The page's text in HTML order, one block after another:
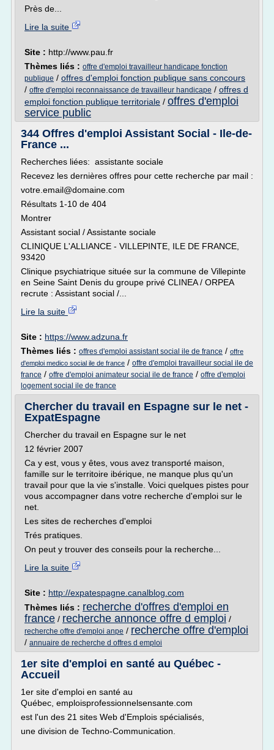
Près de...
Lire la suite
Site : http://www.pau.fr
Thèmes liés : offre d'emploi travailleur handicape fonction
publique / offres d'emploi fonction publique sans concours
/ offre d'emploi reconnaissance de travailleur handicape / offres d
emploi fonction publique territoriale / offres d'emploi
service public
344 Offres d'emploi Assistant Social - Ile-de-
France ...
Recherches liées: assistante sociale
Recevez les dernières offres pour cette recherche par mail :
votre.email@domaine.com
Résultats 1-10 de 404
Montrer
Assistant social / Assistante sociale
CLINIQUE L'ALLIANCE - VILLEPINTE, ILE DE FRANCE,
93420
Clinique psychiatrique située sur la commune de Villepinte
en Seine Saint Denis du groupe privé CLINEA / ORPEA
recrute : Assistant social /...
Lire la suite
Site : https://www.adzuna.fr
Thèmes liés : offres d'emploi assistant social ile de france / offre
d'emploi medico social ile de france / offre d'emploi travailleur social ile de
france / offre d'emploi animateur social ile de france / offre d'emploi
logement social ile de france
Chercher du travail en Espagne sur le net -
ExpatEspagne
Chercher du travail en Espagne sur le net
12 février 2007
Ca y est, vous y êtes, vous avez transporté maison,
famille sur le territoire ibérique, ne manque plus qu'un
travail pour que la vie s'installe. Voici quelques pistes pour
vous accompagner dans votre recherche d'emploi sur le
net.
Les sites de recherches d'emploi
Trés pratiques.
On peut y trouver des conseils pour la recherche...
Lire la suite
Site : http://expatespagne.canalblog.com
Thèmes liés : recherche d'offres d'emploi en
france / recherche annonce offre d emploi /
recherche offre d'emploi anpe / recherche offre d'emploi
/ annuaire de recherche d offres d emploi
1er site d'emploi en santé au Québec -
Accueil
1er site d'emploi en santé au
Québec, emploisprofessionnelsensante.com
est l'un des 21 sites Web d'Emplois spécialisés,
une division de Techno-Communication.